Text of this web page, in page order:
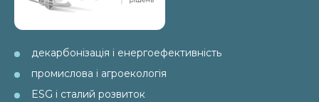
декарбонізація і енергоефективність
промислова і агроекологія
ESG і сталий розвиток